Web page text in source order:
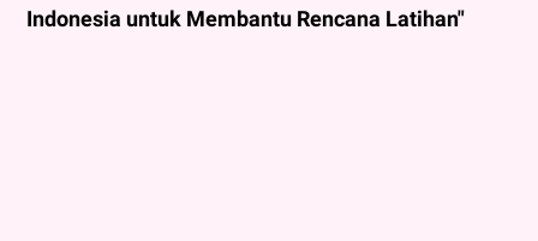
Indonesia untuk Membantu Rencana Latihan"